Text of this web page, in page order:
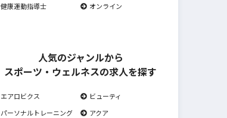
健康運動指導士
オンライン
人気のジャンルから
スポーツ・ウェルネスの求人を探す
エアロビクス
ビューティ
パーソナルトレーニング
アクア